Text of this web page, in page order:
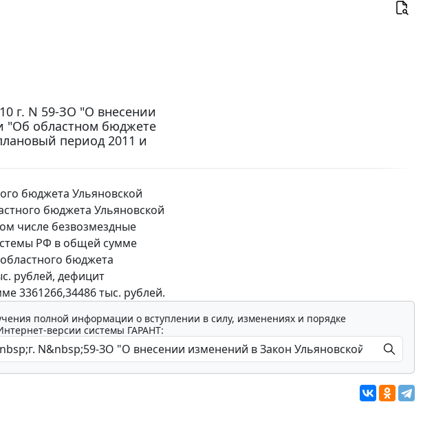
г. N 59-ЗО "О внесении
"Об областном бюджете
период 2011 и
бюджета Ульяновской
бюджета Ульяновской
числе безвозмездные
РФ в общей сумме
бюджета
рублей, дефицит
3361266,34486 тыс. рублей.
полной информации о вступлении в силу, изменениях и порядке
версии системы ГАРАНТ: